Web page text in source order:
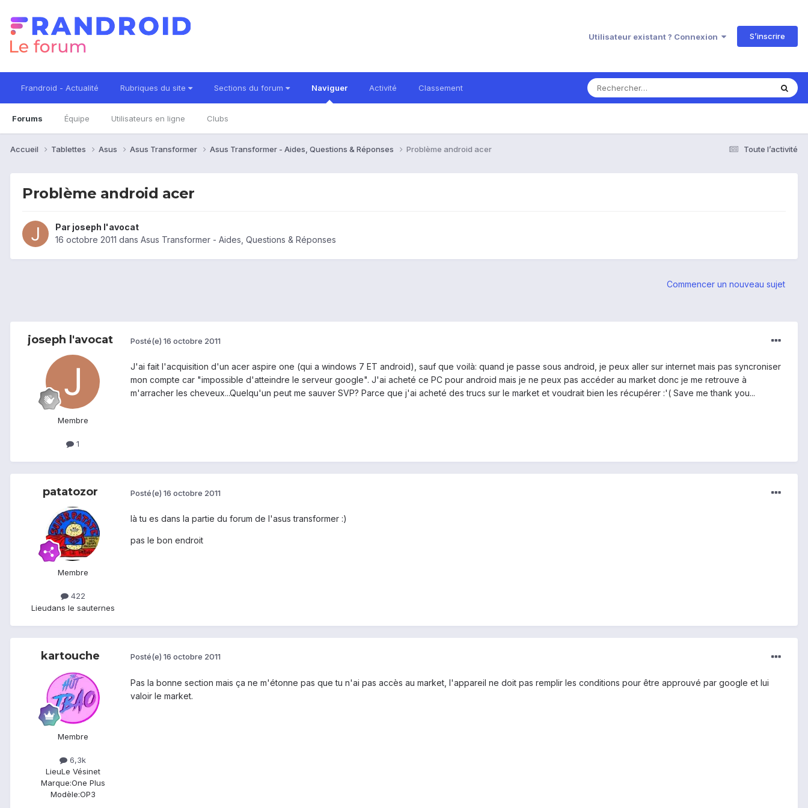
Utilisateur existant ? Connexion S’inscrire
Frandroid - Actualité Rubriques du site Sections du forum Naviguer
Forums Équipe Utilisateurs en ligne Clubs
Activité Classement
Toute l’activité
Accueil Tablettes Asus Asus Transformer Asus Transformer - Aides, Questions & Réponses Problème android acer
Problème android acer
Par joseph l'avocat
16 octobre 2011 dans Asus Transformer - Aides, Questions & Réponses
Commencer un nouveau sujet
joseph l'avocat
Membre
1
Posté(e) 16 octobre 2011
J'ai fait l'acquisition d'un acer aspire one (qui a windows 7 ET android), sauf que voilà: quand je passe sous android, je peux aller sur internet mais pas syncroniser
mon compte car "impossible d'atteindre le serveur google". J'ai acheté ce PC pour android mais je ne peux pas accéder au market donc je me retrouve à
m'arracher les cheveux...Quelqu'un peut me sauver SVP? Parce que j'ai acheté des trucs sur le market et voudrait bien les récupérer :'( Save me thank you...
patatozor
Membre
422
Lieudans le sauternes
Posté(e) 16 octobre 2011
là tu es dans la partie du forum de l'asus transformer :)
pas le bon endroit
kartouche
Membre
6,3k
LieuLe Vésinet
Marque:One Plus
Modèle:OP3
Posté(e) 16 octobre 2011
Pas la bonne section mais ça ne m'étonne pas que tu n'ai pas accès au market, l'appareil ne doit pas remplir les conditions pour être approuvé par google et lui
valoir le market.